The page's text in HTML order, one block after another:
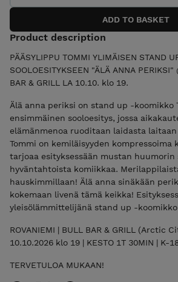
Product description
PÄÄSYLIPPU TOMMI YLIMÄISEN STAND
SOOLOESITYKSEEN "ÄLÄ ANNA PERIKSI"
BAR & GRILL LA 10.10. klo 19.
Älä anna periksi on stand up -koomikko
ensimmäinen sooloesitys, jossa
elämänmenoa ruoditaan laidasta
Tommi on kemiläisyyden kompressoima
tarjoaa esityksessään mustan huumorin
hyväntahtoista komiikkaa.
hauskimmillaan! Älä anna sinäkään
kokemaan livenä tämä keikka!
yleisölämmittelijänä stand up -
ROVANIEMI | BULL BAR & GRILL (Arctic
10.10.2026 klo 19 | KESTO 1T 30MIN | K-
TERVETULOA MUKAAN!